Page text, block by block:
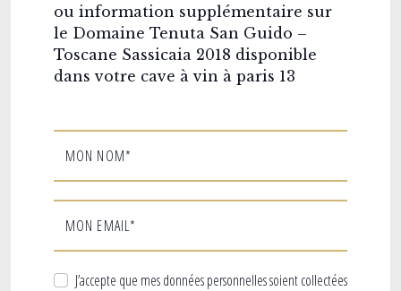
ou information supplémentaire sur
le Domaine Tenuta San Guido –
Toscane Sassicaia 2018 disponible
dans votre cave à vin à paris 13
MON NOM*
MON EMAIL*
J’accepte que mes données personnelles soient collectées